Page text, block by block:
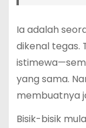
Ia adalah
dikenal tegas.
yang sama.
membuatnya
Bisik-bisik